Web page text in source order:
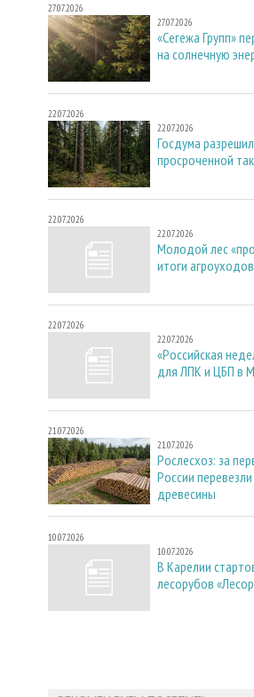
27.07.2026
27.07.2026
«Сегежа Групп»
на солнечную
22.07.2026
22.07.2026
Госдума
просроченной
22.07.2026
22.07.2026
Молодой лес
итоги
22.07.2026
22.07.2026
«Российская
для ЛПК и ЦБП в
21.07.2026
21.07.2026
Рослесхоз: за
России
древесины
10.07.2026
10.07.2026
В Карелии
лесорубов